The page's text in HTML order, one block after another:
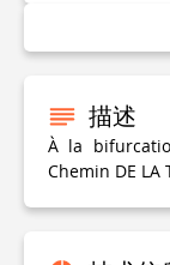
描述
À la
Chemin DE LA